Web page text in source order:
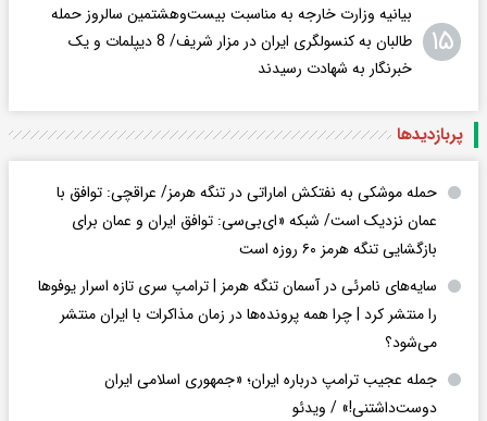
۱۵
بیانیه وزارت خارجه به مناسبت بیست‌وهشتمین سالروز حمله
طالبان به کنسولگری ایران در مزار شریف/ 8 دیپلمات و یک
خبرنگار به شهادت رسیدند
پربازدید‌ها
حمله موشکی به نفتکش اماراتی در تنگه هرمز/ عراقچی: توافق با
عمان نزدیک است/ شبکه «ای‌بی‌سی: توافق ایران و عمان برای
بازگشایی تنگه هرمز ۶۰ روزه است
سایه‌های نامرئی در آسمان تنگه هرمز | ترامپ سری تازه اسرار یوفوها
را منتشر کرد | چرا همه پرونده‌ها در زمان مذاکرات با ایران منتشر
می‌شود؟
جمله عجیب ترامپ درباره ایران؛ «جمهوری اسلامی ایران
دوست‌داشتنی!» / ویدئو